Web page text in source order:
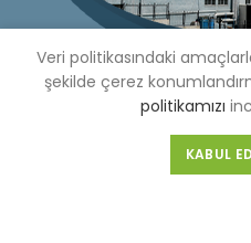
Veri politikasındaki
şekilde çerez
politikamızı
KABUL